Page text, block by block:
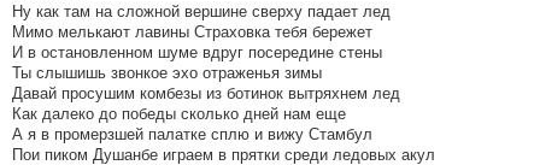
Ну как там на сложной вершине сверху падает лед
Мимо мелькают лавины Страховка тебя бережет
И в остановленном шуме вдруг посередине стены
Ты слышишь звонкое эхо отраженья зимы
Давай просушим комбезы из ботинок вытряхнем лед
Как далеко до победы сколько дней нам еще
А я в промерзшей палатке сплю и вижу Стамбул
Пои пиком Душанбе играем в прятки среди ледовых акул